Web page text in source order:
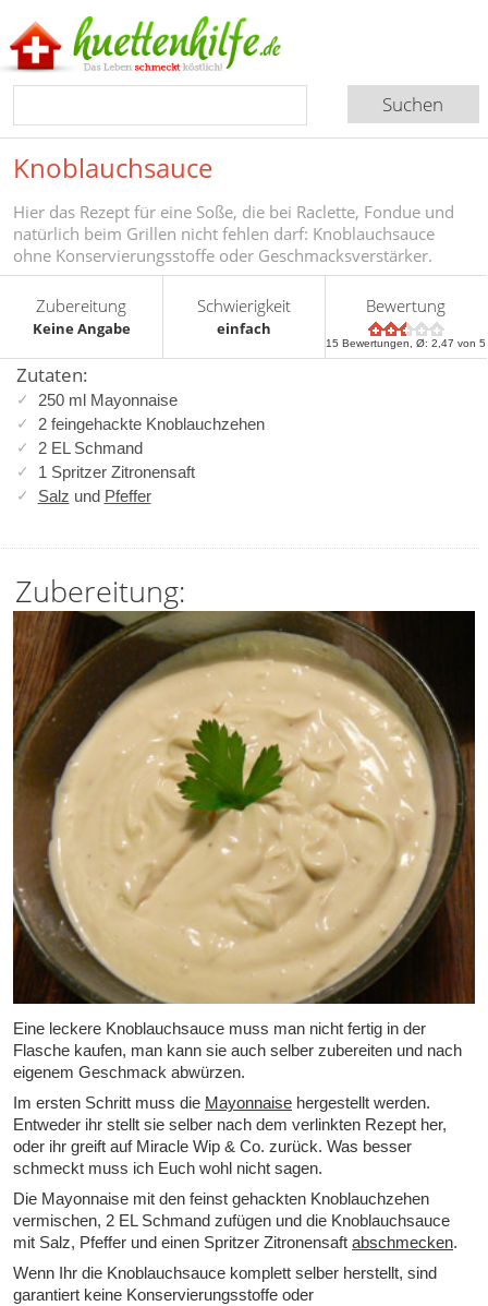
Knoblauchsauce
Hier das Rezept für eine Soße, die bei Raclette, Fondue und
natürlich beim Grillen nicht fehlen darf: Knoblauchsauce
ohne Konservierungsstoffe oder Geschmacksverstärker.
Zubereitung
Keine Angabe
Schwierigkeit
einfach
Bewertung
15 Bewertungen, Ø:2,47 von 5
Zutaten:
250 ml Mayonnaise
2 feingehackte Knoblauchzehen
2 EL Schmand
1 Spritzer Zitronensaft
Salz und Pfeffer
Zubereitung:
Eine leckere Knoblauchsauce muss man nicht fertig in der
Flasche kaufen, man kann sie auch selber zubereiten und nach
eigenem Geschmack abwürzen.
Im ersten Schritt muss die Mayonnaise hergestellt werden.
Entweder ihr stellt sie selber nach dem verlinkten Rezept her,
oder ihr greift auf Miracle Wip & Co. zurück. Was besser
schmeckt muss ich Euch wohl nicht sagen.
Die Mayonnaise mit den feinst gehackten Knoblauchzehen
vermischen, 2 EL Schmand zufügen und die Knoblauchsauce
mit Salz, Pfeffer und einen Spritzer Zitronensaft abschmecken.
Wenn Ihr die Knoblauchsauce komplett selber herstellt, sind
garantiert keine Konservierungsstoffe oder